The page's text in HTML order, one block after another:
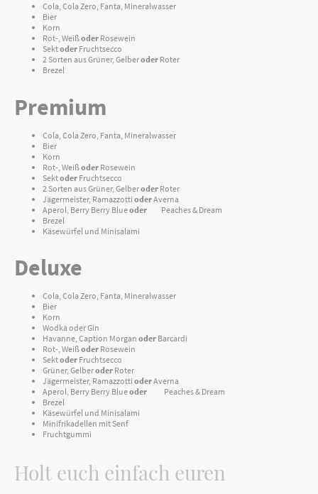
Cola, Cola Zero, Fanta, Mineralwasser
Bier
Korn
Rot-, Weißoder Rosewein
Sektoder Fruchtsecco
2 Sorten aus Grüner, Gelberoder Roter
Brezel
Premium
Cola, Cola Zero, Fanta, Mineralwasser
Bier
Korn
Rot-, Weißoder Rosewein
Sektoder Fruchtsecco
2 Sorten aus Grüner, Gelberoder Roter
Jägermeister, Ramazzotti oderAverna
Aperol, Berry Berry Blueoder Peaches & Dream
Brezel
Käsewürfel und Minisalami
Deluxe
Cola, Cola Zero, Fanta, Mineralwasser
Bier
Korn
Wodka oder Gin
Havanne, Caption Morgan oder Barcardi
Rot-, Weißoder Rosewein
Sektoder Fruchtsecco
Grüner, Gelberoder Roter
Jägermeister, Ramazzotti oderAverna
Aperol, Berry Berry Blueoder Peaches & Dream
Brezel
Käsewürfel und Minisalami
Minifrikadellen mit Senf
Fruchtgummi
Holt euch einfach euren